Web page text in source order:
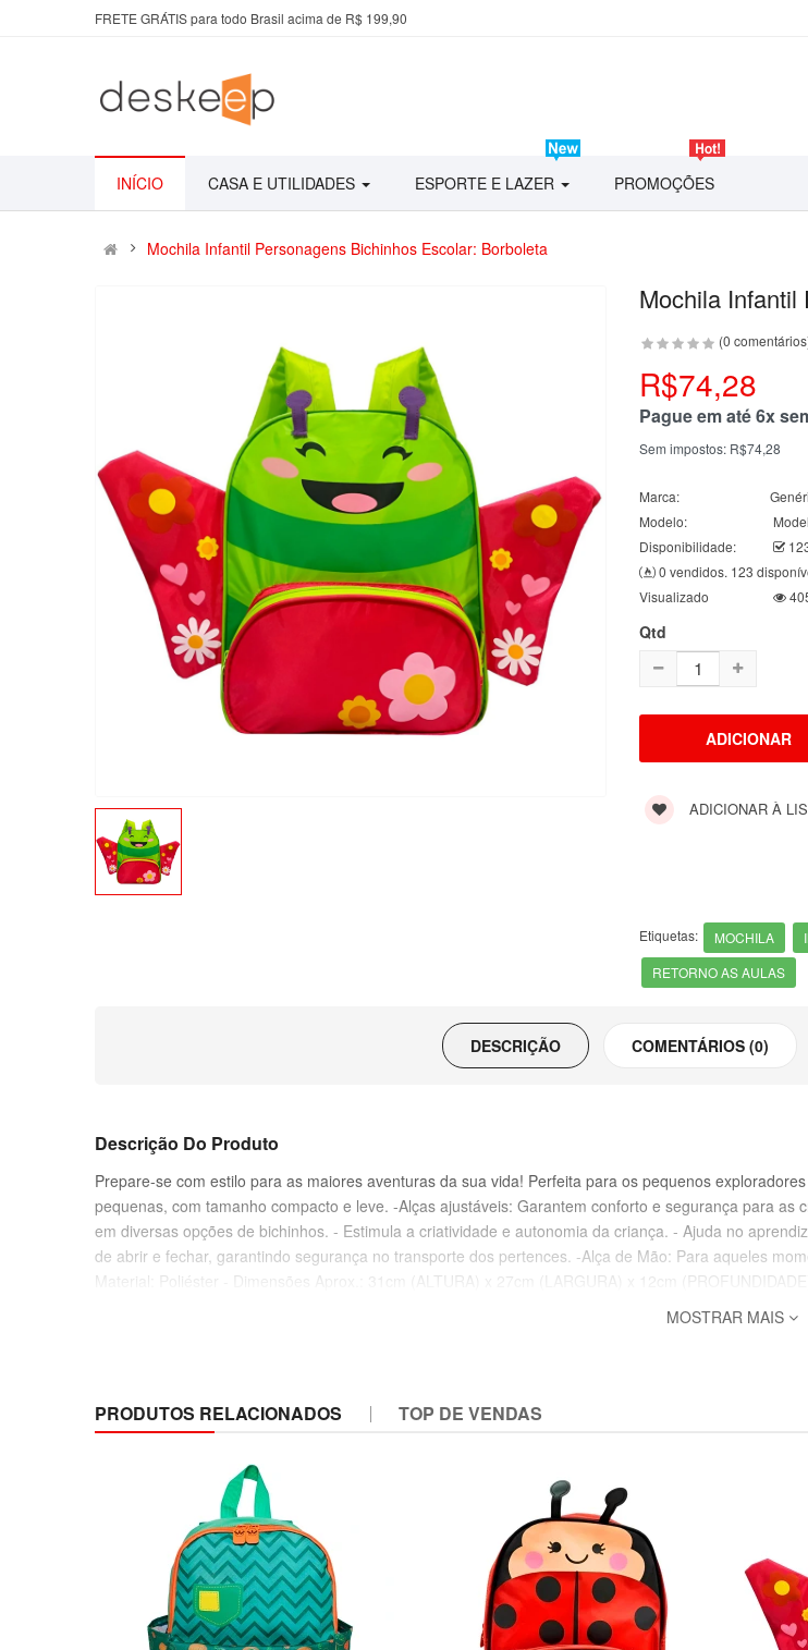
FRETE GRÁTIS para todo Brasil acima de R$ 199,90
INÍCIO CASA E UTILIDADES ESPORTE E LAZER PROMOÇÕES
Mochila Infantil Personagens Bichinhos Escolar: Borboleta
Mochila Infantil
(0
R$74,28
Pague em até 6x
Sem impostos: R$74,28
Marca:
Modelo:
Disponibilidade:
0 vendidos. 123
Visualizado
Qtd
ADICIONAR À
Etiquetas: MOCHILA
RETORNO AS AULAS
DESCRIÇÃO COMENTÁRIOS (0)
Descrição Do Produto
Prepare-se com estilo para as maiores aventuras da sua vida! Perfeita para os pequenos
pequenas, com tamanho compacto e leve. -Alças ajustáveis: Garantem conforto e segurança para
em diversas opções de bichinhos. - Estimula a criatividade e autonomia da criança. - Ajuda no
de abrir e fechar, garantindo segurança no transporte dos pertences. -Alça de Mão: Para aqueles
Material: Poliéster - Dimensões Aprox.: 31cm (ALTURA) x 27cm (LARGURA) x 12cm
MOSTRAR MAIS
PRODUTOS RELACIONADOS TOP DE VENDAS